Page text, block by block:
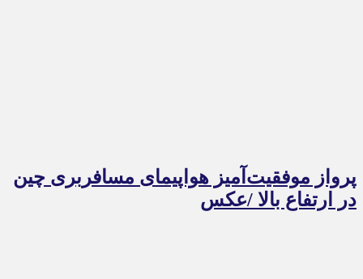
پرواز موفقیت‌آمیز هواپیمای مسافربری چین
در ارتفاع بالا /عکس